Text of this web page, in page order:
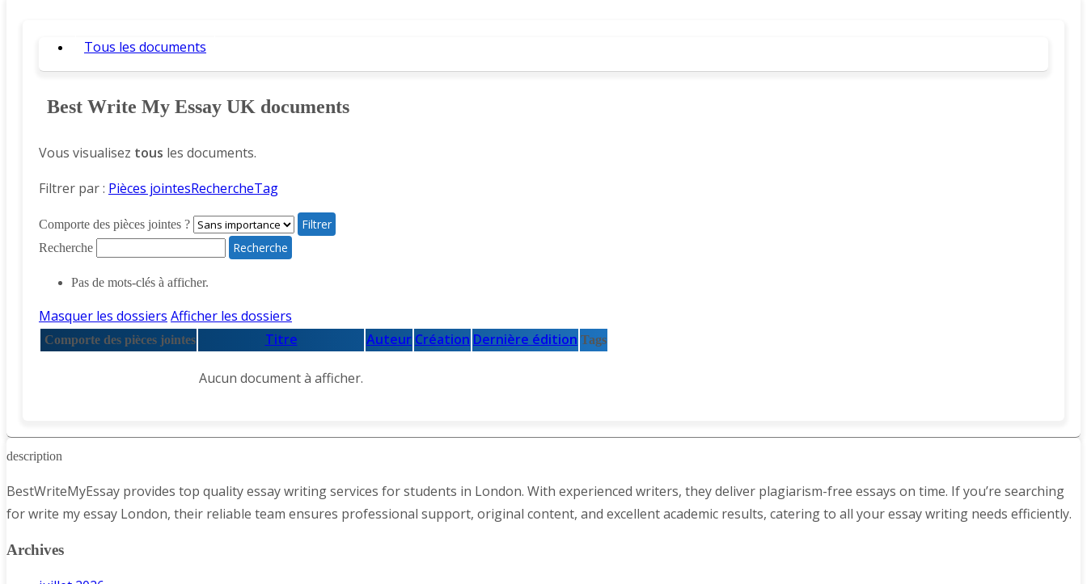
Tous les documents
Best Write My Essay UK documents
Vous visualisez tous les documents.
Filtrer par : Pièces jointesRechercheTag
Comporte des pièces jointes ?
Recherche
Pas de mots-clés à afficher.
Masquer les dossiers Afficher les dossiers
Comporte des pièces jointes Titre Auteur Création Dernière édition Tags
Aucun document à afficher.
description
BestWriteMyEssay provides top quality essay writing services for students in London. With experienced writers, they deliver plagiarism-free essays on time. If you’re searching
for write my essay London, their reliable team ensures professional support, original content, and excellent academic results, catering to all your essay writing needs efficiently.
Archives